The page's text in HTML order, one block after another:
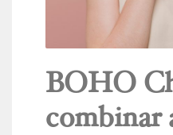
BOHO
combinar